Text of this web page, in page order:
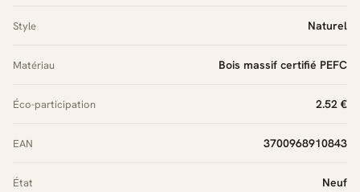
Style Naturel
Matériau Bois massif certifié PEFC
Éco-participation 2.52 €
EAN 3700968910843
État Neuf